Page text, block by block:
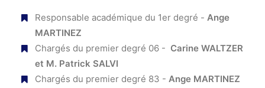
Responsable académique du 1er degré - Ange
MARTINEZ
Chargés du premier degré 06 - Carine WALTZER
et M. Patrick SALVI
Chargés du premier degré 83 - Ange MARTINEZ